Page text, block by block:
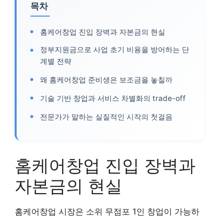
목차
홈케어창업 진입 장벽과 자본금의 현실
정부지원금으로 사업 초기 비용을 방어하는 단
계별 전략
왜 홈케어창업 준비생은 보조금을 놓칠까
기술 기반 창업과 서비스 차별화의 trade-off
전문가가 말하는 실질적인 시작의 첫걸음
홈케어창업 진입 장벽과
자본금의 현실
홈케어창업 시장은 소위 무점포 1인 창업이 가능하